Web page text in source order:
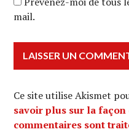
mail.
Ce site utilise Akismet
savoir plus sur la façon
commentaires sont